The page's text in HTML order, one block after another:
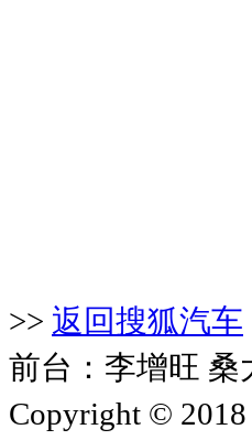
>> 返回搜狐汽车
前台：李增旺
Copyright ©